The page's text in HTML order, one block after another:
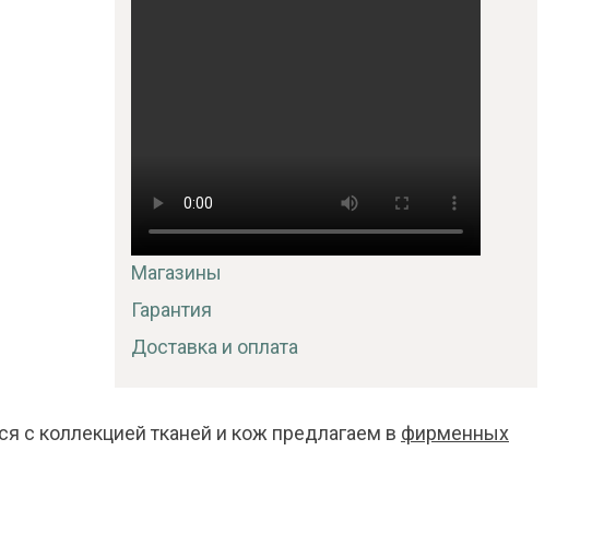
Магазины
Гарантия
Доставка и оплата
с коллекцией тканей и кож предлагаем в фирменных